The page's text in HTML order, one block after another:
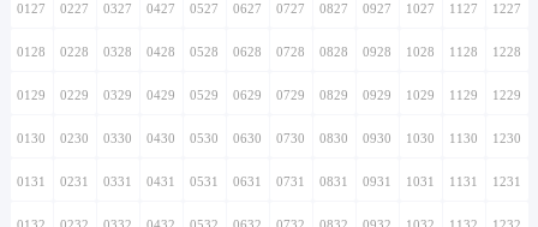
0127 0227 0327 0427 0527 0627 0727 0827 0927 1027 1127 1227
0128 0228 0328 0428 0528 0628 0728 0828 0928 1028 1128 1228
0129 0229 0329 0429 0529 0629 0729 0829 0929 1029 1129 1229
0130 0230 0330 0430 0530 0630 0730 0830 0930 1030 1130 1230
0131 0231 0331 0431 0531 0631 0731 0831 0931 1031 1131 1231